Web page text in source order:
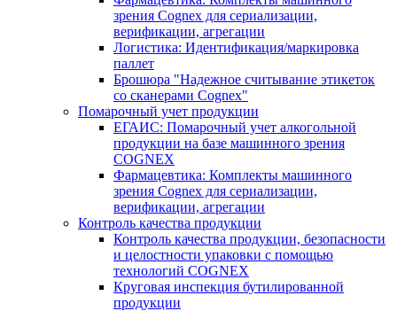
зрения Cognex для сериализации,
верификации, агрегации
Логистика: Идентификация/маркировка
паллет
Брошюра "Надежное считывание этикеток
со сканерами Cognex"
Помарочный учет продукции
ЕГАИС: Помарочный учет алкогольной
продукции на базе машинного зрения
COGNEX
Фармацевтика: Комплекты машинного
зрения Cognex для сериализации,
верификации, агрегации
Контроль качества продукции
Контроль качества продукции, безопасности
и целостности упаковки с помощью
технологий COGNEX
Круговая инспекция бутилированной
продукции